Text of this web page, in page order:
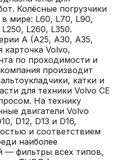
Колёсные погрузчики
мире: L60, L70, L90,
L250, L260, L350.
A (A25, A30, A35,
Volvo,
по проходимости и
производит
катки и
для техники Volvo CE
На технику
двигатели Volvo
D12, D13 и D16,
и соответствием
наиболее
— фильтры всех типов,